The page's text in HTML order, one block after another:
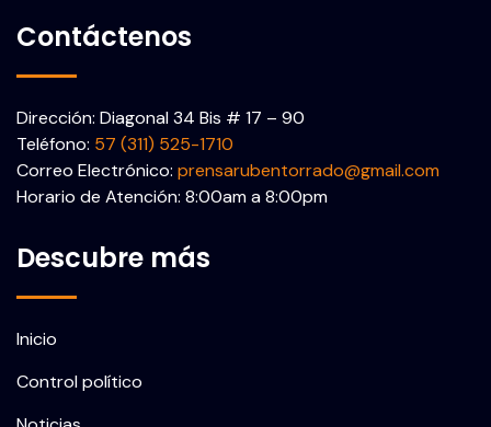
Contáctenos
Dirección: Diagonal 34 Bis # 17 – 90
Teléfono: 57 (311) 525-1710
Correo Electrónico: prensarubentorrado@gmail.com
Horario de Atención: 8:00am a 8:00pm
Descubre más
Inicio
Control político